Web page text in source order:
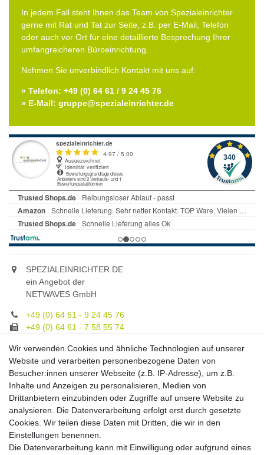
In jedem Fall steht Ihnen das Team von Spezialeinrichter
gerne mit Rat und Tat zur Seite, z.B. per E-Mail, Telefon
oder auch vor Ort für eine detaillierte Besprechung Ihrer
umfangreicheren Büroeinrichtung.
Nehmen Sie unverbindlich Kontakt mit uns auf:
» Telefon: +49 (0) 64 61 / 9 24 45 76
» E-Mail: gruppe@spezialeinrichter.de
SPEZIALEINRICHTER.DE
ein Angebot der
NETWAVES GmbH
+49 (0) 64 61 - 9 24 45 76
+49 (0) 64 61 - 7 58 55 74
Unsere Fachberatung:
Montag - Freitag, 9.00 - 21.00
Zahlungsmöglichkeiten
Versandkosten
Wir verwenden Cookies und ähnliche Technologien auf unserer
Website und verarbeiten personenbezogene Daten von
Besucher:innen unserer Webseite (z.B. IP-Adresse), um z.B.
Inhalte und Anzeigen zu personalisieren, Medien von
Drittanbietern einzubinden oder Zugriffe auf unsere Website zu
analysieren. Die Datenverarbeitung erfolgt erst durch gesetzte
Cookies. Wir teilen diese Daten mit Dritten, die wir in den
Einstellungen benennen.
Die Datenverarbeitung kann mit Einwilligung oder aufgrund eines